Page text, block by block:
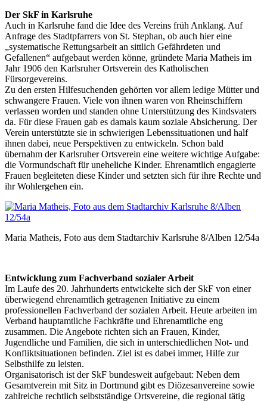
Der SkF in Karlsruhe
Auch in Karlsruhe fand die Idee des Vereins früh Anklang. Auf
Anfrage des Stadtpfarrers von St. Stephan, ob auch hier eine
„systematische Rettungsarbeit an sittlich Gefährdeten und
Gefallenen“ aufgebaut werden könne, gründete Maria Matheis im
Jahr 1906 den Karlsruher Ortsverein des Katholischen
Fürsorgevereins.
Zu den ersten Hilfesuchenden gehörten vor allem ledige Mütter und
schwangere Frauen. Viele von ihnen waren von Rheinschiffern
verlassen worden und standen ohne Unterstützung des Kindsvaters
da. Für diese Frauen gab es damals kaum soziale Absicherung. Der
Verein unterstützte sie in schwierigen Lebenssituationen und half
ihnen dabei, neue Perspektiven zu entwickeln. Schon bald
übernahm der Karlsruher Ortsverein eine weitere wichtige Aufgabe:
die Vormundschaft für uneheliche Kinder. Ehrenamtlich engagierte
Frauen begleiteten diese Kinder und setzten sich für ihre Rechte und
ihr Wohlergehen ein.
Maria Matheis, Foto aus dem Stadtarchiv Karlsruhe 8/Alben 12/54a
Entwicklung zum Fachverband sozialer Arbeit
Im Laufe des 20. Jahrhunderts entwickelte sich der SkF von einer
überwiegend ehrenamtlich getragenen Initiative zu einem
professionellen Fachverband der sozialen Arbeit. Heute arbeiten im
Verband hauptamtliche Fachkräfte und Ehrenamtliche eng
zusammen. Die Angebote richten sich an Frauen, Kinder,
Jugendliche und Familien, die sich in unterschiedlichen Not- und
Konfliktsituationen befinden. Ziel ist es dabei immer, Hilfe zur
Selbsthilfe zu leisten.
Organisatorisch ist der SkF bundesweit aufgebaut: Neben dem
Gesamtverein mit Sitz in Dortmund gibt es Diözesanvereine sowie
zahlreiche rechtlich selbstständige Ortsvereine, die regional tätig